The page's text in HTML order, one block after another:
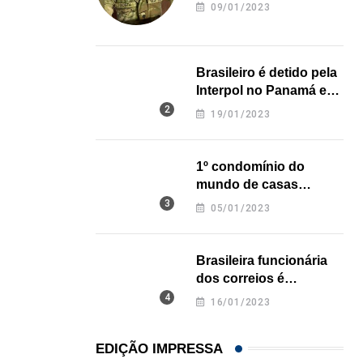
Açaí é reconhecido oficialmente como fruto
21/01/2026
09/01/2023
Brasileiro é detido pela
Interpol no Panamá e
pode pegar prisão
19/01/2023
1º condomínio do
mundo de casas
impressas em 3D é
05/01/2023
Brasileira funcionária
dos correios é
assassinada a facadas
16/01/2023
EDIÇÃO IMPRESSA